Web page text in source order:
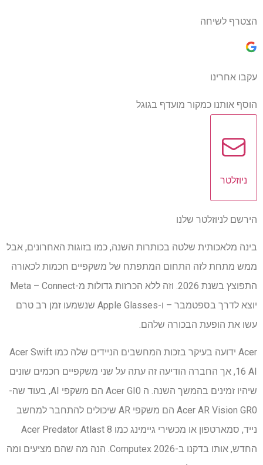
הצטרף לשיחה
עקבו אחרינו
הוסף אותנו כמקור מועדף בגוגל
ניוזלטר
הירשם לניוזלטר שלנו
בינה מלאכותית שלטה בכותרות השנה, כמו בזוגות האחרונים, אבל
ממש מתחת לזה התחום המתפתח של משקפיים חכמות לכאורה
התפוצץ בשנת 2026. וזה ללא הכרזות גדולות מ-Meta – Connect
יוצא לדרך בספטמבר – ו-Apple Glasses שנשמעו זמן רב טרם
עשו את הופעת הבכורה שלהם.
Acer ידועה בעיקר בזכות המחשבים הניידים שלה כמו Acer Swift
16 AI, אך החברה הודיעה זה עתה על שני משקפיים חכמים שונים
שיהיו זמינים בהמשך השנה. ה
Acer GI0 הם משקפי AI, בעוד שה-
Acer AR Vision GR0 הם משקפי AR שיכולים להתחבר למחשב
נייד, סמארטפון או מכשירי גיימינג כמו Acer Predator Atlast 8
החדש, אותו בדקנו ב-Computex 2026. הנה מה שהם מציעים ומה